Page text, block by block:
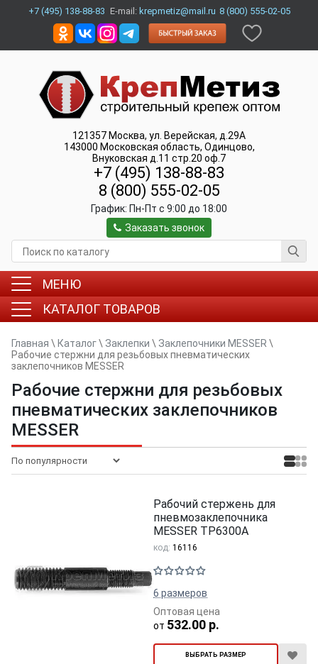
+7 (495) 138-88-83 E-mail: krepmetiz@mail.ru 8 (800) 555-02-05
121357 Москва, ул. Верейская, д.29А
143000 Московская область, Одинцово,
Внуковская д.11 стр.20 оф.7
+7 (495) 138-88-83
8 (800) 555-02-05
График: Пн-Пт c 9:00 до 18:00
Заказать звонок
МЕНЮ
КАТАЛОГ ТОВАРОВ
Главная \ Каталог\ Заклепки \ Заклепочники MESSER \
Рабочие стержни для резьбовых пневматических
заклепочников MESSER
Рабочие стержни для резьбовых
пневматических заклепочников
MESSER
Рабочий стержень для
пневмозаклепочника
MESSER TP6300A
код: 16116
6 размеров
ВЫБРАТЬ РАЗМЕР
от 532.00 р.
Оптовая цена